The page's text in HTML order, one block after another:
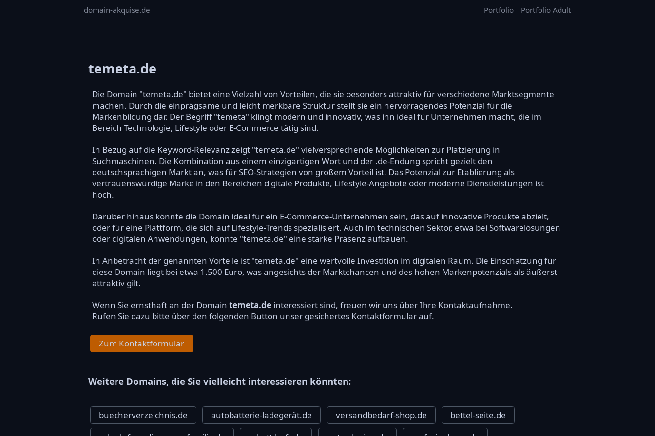
domain-akquise.de Portfolio Portfolio Adult
temeta.de
Die Domain "temeta.de" bietet eine Vielzahl von Vorteilen, die sie besonders attraktiv für verschiedene Marktsegmente
machen. Durch die einprägsame und leicht merkbare Struktur stellt sie ein hervorragendes Potenzial für die
Markenbildung dar. Der Begriff "temeta" klingt modern und innovativ, was ihn ideal für Unternehmen macht, die im
Bereich Technologie, Lifestyle oder E-Commerce tätig sind.
In Bezug auf die Keyword-Relevanz zeigt "temeta.de" vielversprechende Möglichkeiten zur Platzierung in
Suchmaschinen. Die Kombination aus einem einzigartigen Wort und der .de-Endung spricht gezielt den
deutschsprachigen Markt an, was für SEO-Strategien von großem Vorteil ist. Das Potenzial zur Etablierung als
vertrauenswürdige Marke in den Bereichen digitale Produkte, Lifestyle-Angebote oder moderne Dienstleistungen ist
hoch.
Darüber hinaus könnte die Domain ideal für ein E-Commerce-Unternehmen sein, das auf innovative Produkte abzielt,
oder für eine Plattform, die sich auf Lifestyle-Trends spezialisiert. Auch im technischen Sektor, etwa bei Softwarelösungen
oder digitalen Anwendungen, könnte "temeta.de" eine starke Präsenz aufbauen.
In Anbetracht der genannten Vorteile ist "temeta.de" eine wertvolle Investition im digitalen Raum. Die Einschätzung für
diese Domain liegt bei etwa 1.500 Euro, was angesichts der Marktchancen und des hohen Markenpotenzials als äußerst
attraktiv gilt.
Wenn Sie ernsthaft an der Domain temeta.de interessiert sind, freuen wir uns über Ihre Kontaktaufnahme.
Rufen Sie dazu bitte über den folgenden Button unser gesichertes Kontaktformular auf.
Zum Kontaktformular
Weitere Domains, die Sie vielleicht interessieren könnten:
buecherverzeichnis.de autobatterie-ladegerät.de versandbedarf-shop.de
bettel-seite.de